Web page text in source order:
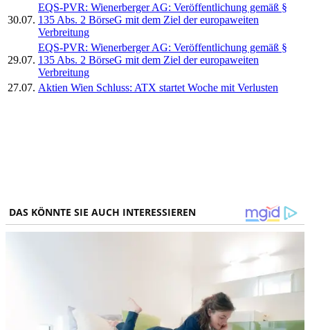
30.07.
EQS-PVR: Wienerberger AG: Veröffentlichung gemäß §
135 Abs. 2 BörseG mit dem Ziel der europaweiten
Verbreitung
29.07.
EQS-PVR: Wienerberger AG: Veröffentlichung gemäß §
135 Abs. 2 BörseG mit dem Ziel der europaweiten
Verbreitung
27.07. Aktien Wien Schluss: ATX startet Woche mit Verlusten